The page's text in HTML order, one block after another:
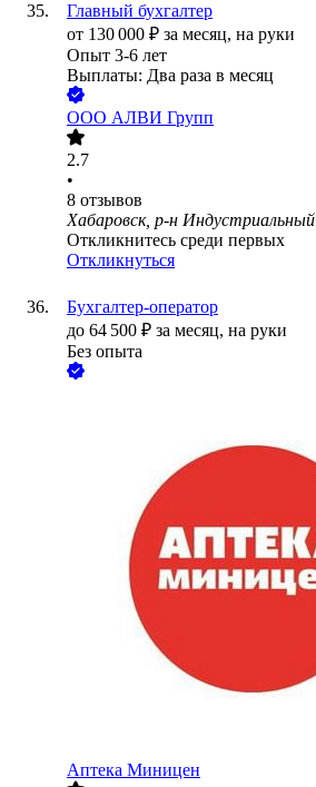
Главный бухгалтер
от 130 000 ₽ за месяц, на руки
Опыт 3-6 лет
Выплаты: Два раза в месяц
ООО АЛВИ Групп
2.7
•
8 отзывов
Хабаровск, р-н Индустриальный
Откликнитесь среди первых
Откликнуться
Бухгалтер-оператор
до 64 500 ₽ за месяц, на руки
Без опыта
Аптека Миницен